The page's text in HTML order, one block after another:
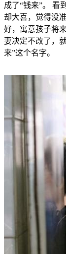
成了“钱来”。 看
却大喜，觉得没
好，寓意孩子将
妻决定不改了，
来”这个名字。